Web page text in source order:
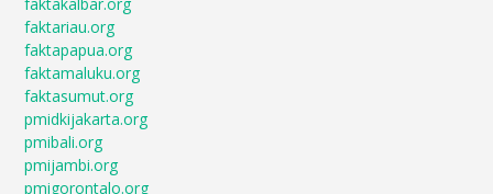
faktakalbar.org
faktariau.org
faktapapua.org
faktamaluku.org
faktasumut.org
pmidkijakarta.org
pmibali.org
pmijambi.org
pmigorontalo.org